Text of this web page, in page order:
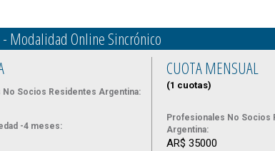
- Modalidad Online Sincrónico
No Socios Residentes Argentina:
-4 meses:
CUOTA MENSUAL
(1 cuotas)
Profesionales No Socios
Argentina:
AR$ 35000